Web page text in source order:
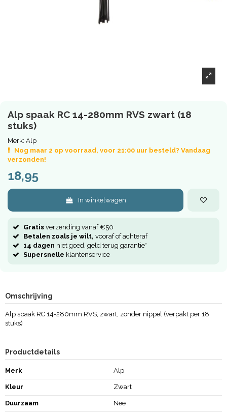
Alp spaak RC 14-280mm RVS zwart (18
stuks)
Merk: Alp
Nog maar 2 op voorraad, voor 21:00 uur besteld? Vandaag
verzonden!
18,95
In winkelwagen
Gratis verzending vanaf €50
Betalen zoals je wilt, vooraf of achteraf
14 dagen niet goed, geld terug garantie*
Supersnelle klantenservice
Omschrijving
Alp spaak RC 14-280mm RVS, zwart, zonder nippel (verpakt per 18
stuks)
Productdetails
Merk Alp
Kleur Zwart
Duurzaam Nee